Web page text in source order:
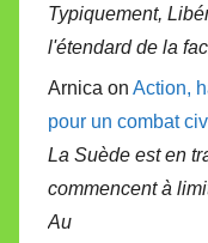
Typiquement,
l'étendard de la
Arnica on Action,
pour un combat
La Suède est en
commencent à
Au